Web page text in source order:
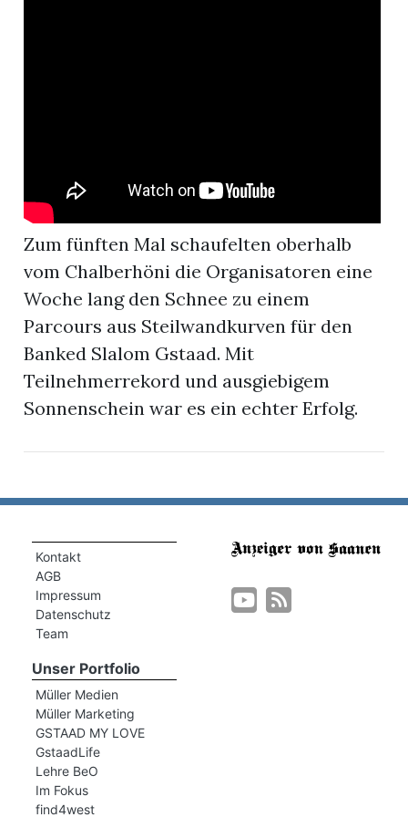
Zum fünften Mal schaufelten oberhalb
vom Chalberhöni die Organisatoren eine
Woche lang den Schnee zu einem
Parcours aus Steilwandkurven für den
Banked Slalom Gstaad. Mit
Teilnehmerrekord und ausgiebigem
Sonnenschein war es ein echter Erfolg.
Kontakt
AGB
Impressum
Datenschutz
Team
Unser Portfolio
Müller Medien
Müller Marketing
GSTAAD MY LOVE
GstaadLife
Lehre BeO
Im Fokus
find4west